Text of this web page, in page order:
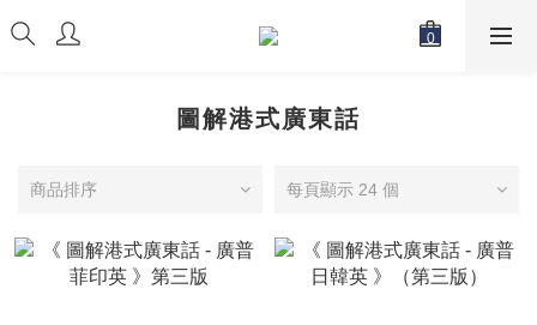
圖解港式廣東話
商品排序 每頁顯示 24 個